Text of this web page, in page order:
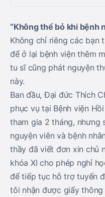
“Không thể bỏ khi bệnh
Không chỉ riêng các bạn
để ở lại bệnh viện thêm
tu sĩ cũng phát nguyện
này.
Ban đầu, Đại đức Thích
phục vụ tại Bệnh viện
tham gia 2 tháng, nhưng
nguyện viên và bệnh
thầy đã viết đơn xin chủ
khóa XI cho phép nghỉ
để tiếp tục hỗ trợ tuyến
tôi nhận được giấy